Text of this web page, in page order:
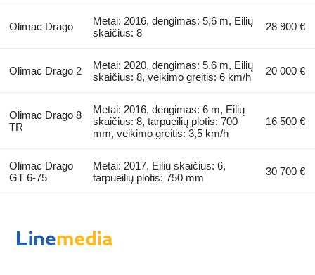
Olimac Drago
Metai: 2016, dengimas: 5,6 m, Eilių
skaičius: 8
28 900 €
Olimac Drago 2
Metai: 2020, dengimas: 5,6 m, Eilių
skaičius: 8, veikimo greitis: 6 km/h
20 000 €
Olimac Drago 8
TR
Metai: 2016, dengimas: 6 m, Eilių
skaičius: 8, tarpueilių plotis: 700
mm, veikimo greitis: 3,5 km/h
16 500 €
Olimac Drago
GT 6-75
Metai: 2017, Eilių skaičius: 6,
tarpueilių plotis: 750 mm
30 700 €